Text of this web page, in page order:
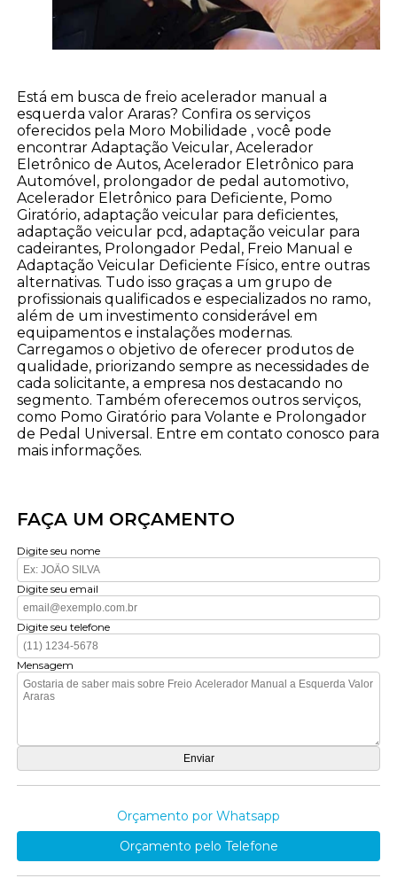
Está em busca de freio acelerador manual a
esquerda valor Araras? Confira os serviços
oferecidos pela Moro Mobilidade , você pode
encontrar Adaptação Veicular, Acelerador
Eletrônico de Autos, Acelerador Eletrônico para
Automóvel, prolongador de pedal automotivo,
Acelerador Eletrônico para Deficiente, Pomo
Giratório, adaptação veicular para deficientes,
adaptação veicular pcd, adaptação veicular para
cadeirantes, Prolongador Pedal, Freio Manual e
Adaptação Veicular Deficiente Físico, entre outras
alternativas. Tudo isso graças a um grupo de
profissionais qualificados e especializados no ramo,
além de um investimento considerável em
equipamentos e instalações modernas.
Carregamos o objetivo de oferecer produtos de
qualidade, priorizando sempre as necessidades de
cada solicitante, a empresa nos destacando no
segmento. Também oferecemos outros serviços,
como Pomo Giratório para Volante e Prolongador
de Pedal Universal. Entre em contato conosco para
mais informações.
FAÇA UM ORÇAMENTO
Digite seu nome
Digite seu email
Digite seu telefone
Mensagem
Orçamento por Whatsapp
Orçamento pelo Telefone